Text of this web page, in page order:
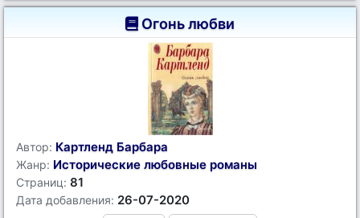
Огонь любви
Автор: Картленд Барбара
Жанр: Исторические любовные романы
Страниц: 81
Дата добавления: 26-07-2020